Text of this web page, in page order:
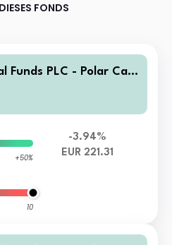
FONDS
Funds PLC - Polar Capi
Fund Income
+50%
10
-3.94%
EUR 221.31